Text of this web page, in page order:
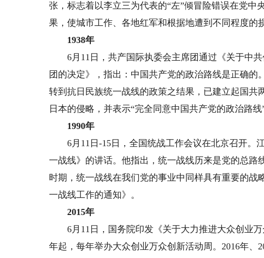
张，标志着以李立三为代表的“左”倾冒险错误在党中
果，使城市工作、各地红军和根据地遭到不同程度的
1938年
6月11日，共产国际执委会主席团通过《关于中共
团的决定》，指出：中国共产党的政治路线是正确
转到抗日民族统一战线的政策之结果，已建立起国
日本的侵略，并表示“完全同意中国共产党的政治路线”
1990年
6月11日-15日，全国统战工作会议在北京召开。
一战线》的讲话。他指出，统一战线历来是党的总路
时期，统一战线在我们党的事业中同样具有重要的战
一战线工作的通知》。
2015年
6月11日，国务院印发《关于大力推进大众创业万
年起，每年举办大众创业万众创新活动周。2016年、